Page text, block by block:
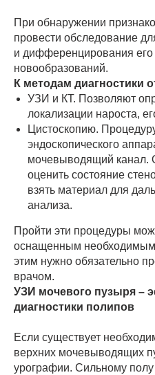
При обнаружении
провести обследование
и дифференцирования
новообразований.
К методам диагностики
УЗИ и КТ. Позволяют
локализации нароста,
Цистоскопию.
эндоскопического
мочевыводящий канал.
оценить состояние
взять материал для
анализа.
Пройти эти процедуры
оснащенным
этим нужно обязательно
врачом.
УЗИ мочевого пузыря –
диагностики полипов
Если существует
верхних мочевыводящих
урографии. Сильному